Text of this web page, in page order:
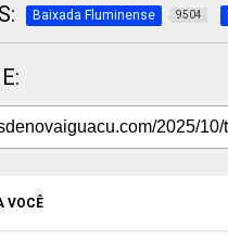
Baixada Fluminense 9504
VOCÊ